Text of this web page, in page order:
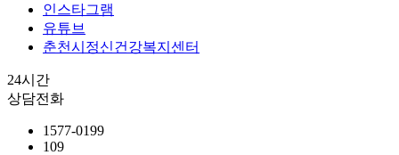
인스타그램
유튜브
춘천시정신건강복지센터
24시간
상담전화
1577-0199
109